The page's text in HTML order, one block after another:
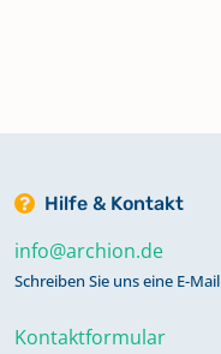
Hilfe & Kontakt
info@archion.de
Schreiben Sie uns eine E-Mail
Kontaktformular